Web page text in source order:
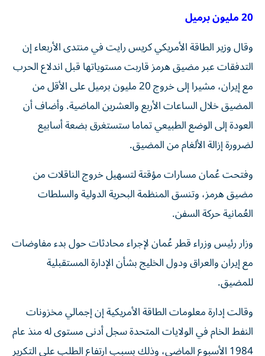
20 مليون برميل
وقال وزير الطاقة الأمريكي كريس رايت ⁠في منتدى الأربعاء إن
التدفقات عبر مضيق هرمز قاربت مستوياتها قبل اندلاع الحرب
مع إيران، مشيرا إلى خروج 20 مليون برميل على الأقل من ​
المضيق ‌خلال الساعات الأربع والعشرين الماضية. وأضاف أن
العودة إلى الوضع الطبيعي تماما ‌ستستغرق بضعة أسابيع
لضرورة إزالة الألغام من المضيق.
وفتحت عُمان مسارات مؤقتة لتسهيل خروج الناقلات من
مضيق هرمز، وتنسق المنظمة البحرية الدولية والسلطات
العُمانية ‌حركة السفن.
وزار ‌رئيس وزراء قطر عُمان لإجراء ⁠محادثات حول بدء مفاوضات
مع إيران والعراق ودول الخليج ‌بشأن الإدارة المستقبلية
للمضيق.
وقالت إدارة معلومات الطاقة الأمريكية إن إجمالي مخزونات
النفط الخام في الولايات المتحدة سجل ⁠أدنى مستوى له منذ عام
1984 الأسبوع الماضي، وذلك بسبب ​ارتفاع الطلب على التكرير